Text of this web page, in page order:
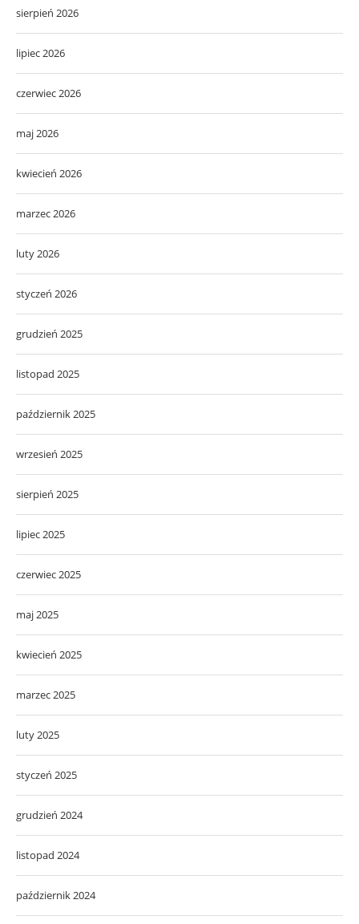
sierpień 2026
lipiec 2026
czerwiec 2026
maj 2026
kwiecień 2026
marzec 2026
luty 2026
styczeń 2026
grudzień 2025
listopad 2025
październik 2025
wrzesień 2025
sierpień 2025
lipiec 2025
czerwiec 2025
maj 2025
kwiecień 2025
marzec 2025
luty 2025
styczeń 2025
grudzień 2024
listopad 2024
październik 2024